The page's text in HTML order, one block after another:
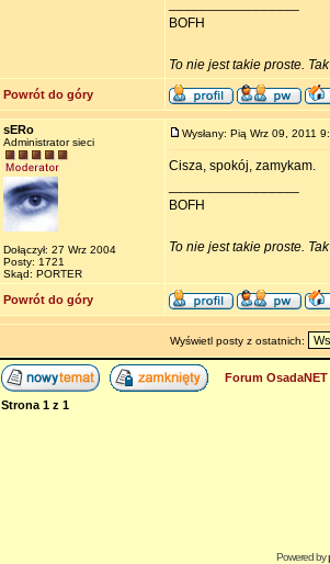
BOFH
To nie jest takie proste.
Powrót do góry
sERo
Administrator sieci
Dołączył: 27 Wrz 2004
Posty: 1721
Skąd: PORTER
Wysłany: Pią Wrz 09, 2011
Cisza, spokój, zamykam.
BOFH
To nie jest takie proste.
Powrót do góry
Wyświetl posty z ostatnich:
Forum
Strona 1z 1
Powered by